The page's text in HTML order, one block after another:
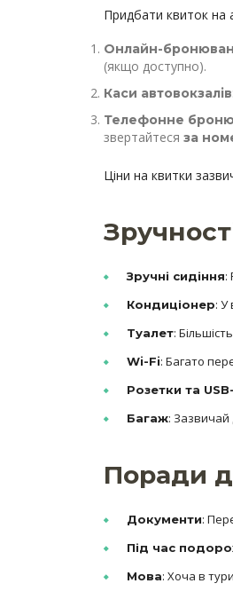
Придбати квиток на
Онлайн-
(якщо доступно).
Каси автовокзалів
Телефонне
звертайтеся за
Ціни на квитки
Зручні сидіння:
Кондиціонер: У
Туалет:
Wi-Fi: Багато
Розетки та
Багаж: Зазвичай
Поради
Документи:
Під час
Мова: Хоча в